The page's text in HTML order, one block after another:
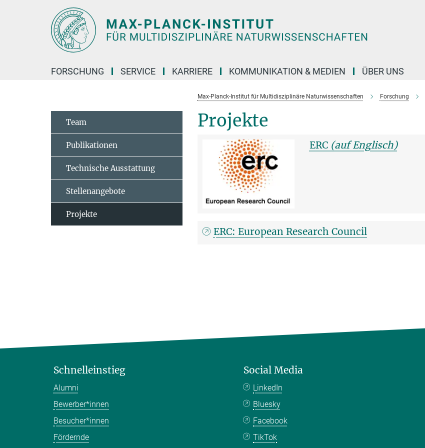
FORSCHUNG SERVICE KARRIERE KOMMUNIKATION & MEDIEN ÜBER UNS
Max-Planck-Institut für Multidisziplinäre Naturwissenschaften Forschung
Projekte
ERC (auf Englisch)
ERC: European Research Council
Team
Publikationen
Technische Ausstattung
Stellenangebote
Projekte
Schnelleinstieg
Alumni
Bewerber*innen
Besucher*innen
Fördernde
Social Media
LinkedIn
Bluesky
Facebook
TikTok